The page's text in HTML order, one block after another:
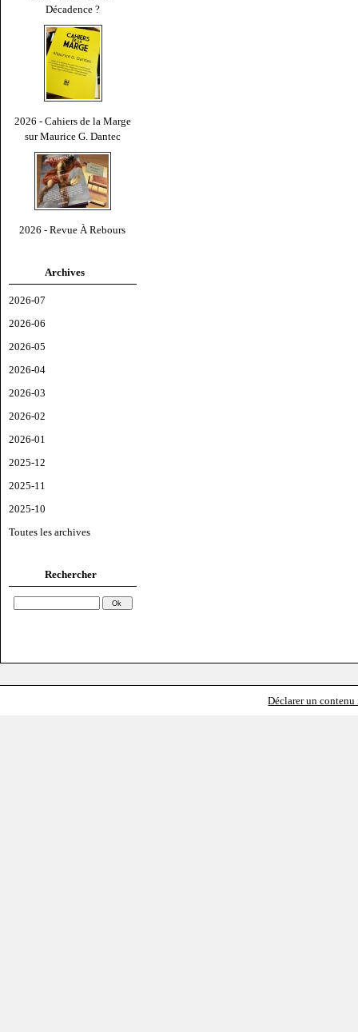
Décadence ?
2026 - Cahiers de la Marge
sur Maurice G. Dantec
2026 - Revue À Rebours
Archives
2026-07
2026-06
2026-05
2026-04
2026-03
2026-02
2026-01
2025-12
2025-11
2025-10
Toutes les archives
Rechercher
Déclarer un